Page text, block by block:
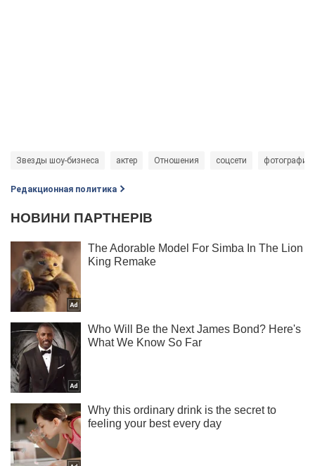
Звезды шоу-бизнеса актер Отношения соцсети фотографии
Редакционная политика